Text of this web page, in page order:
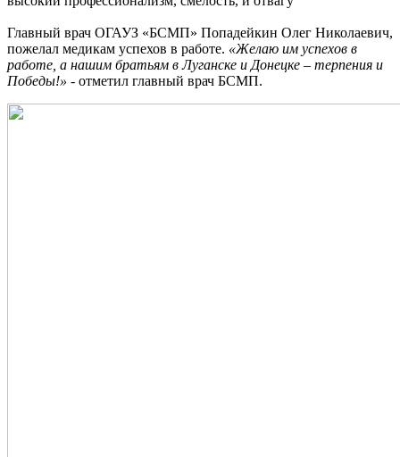
Главный врач ОГАУЗ «БСМП» Попадейкин Олег Николаевич,
пожелал медикам успехов в работе. «Желаю им успехов в
работе, а нашим братьям в Луганске и Донецке – терпения и
Победы!» - отметил главный врач БСМП.